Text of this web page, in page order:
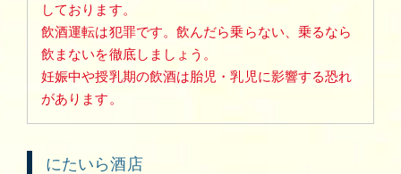
しております。
飲酒運転は犯罪です。飲んだら乗らない、乗るなら
飲まないを徹底しましょう。
妊娠中や授乳期の飲酒は胎児・乳児に影響する恐れ
があります。
にたいら酒店